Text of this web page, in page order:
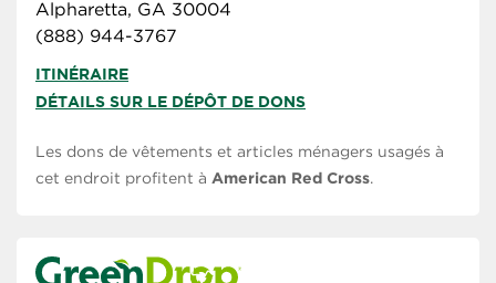
Alpharetta, GA 30004
(888) 944-3767
ITINÉRAIRE
DÉTAILS SUR LE DÉPÔT DE DONS
Les dons de vêtements et articles ménagers usagés à
cet endroit profitent à American Red Cross.